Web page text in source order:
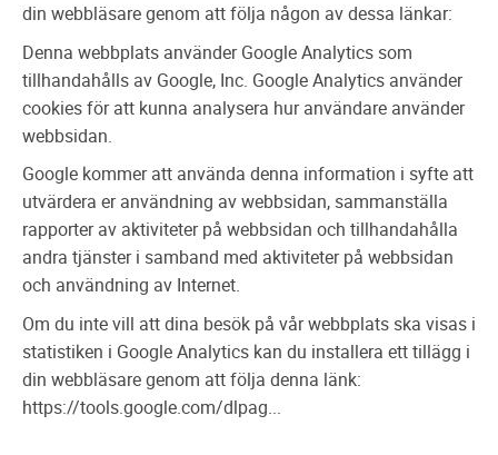
din webbläsare genom att följa någon av dessa länkar:
Denna webbplats använder Google Analytics som
tillhandahålls av Google, Inc. Google Analytics använder
cookies för att kunna analysera hur användare använder
webbsidan.
Google kommer att använda denna information i syfte att
utvärdera er användning av webbsidan, sammanställa
rapporter av aktiviteter på webbsidan och tillhandahålla
andra tjänster i samband med aktiviteter på webbsidan
och användning av Internet.
Om du inte vill att dina besök på vår webbplats ska visas i
statistiken i Google Analytics kan du installera ett tillägg i
din webbläsare genom att följa denna länk:
https://tools.google.com/dlpag...